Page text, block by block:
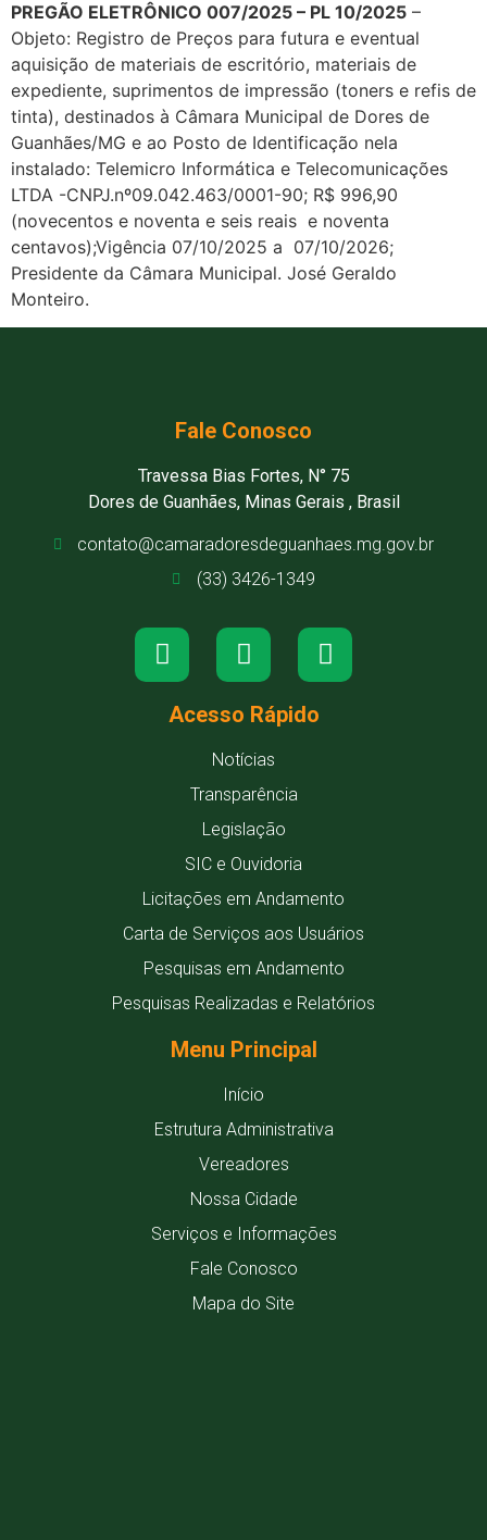
PREGÃO ELETRÔNICO 007/2025 – PL 10/2025 –
Objeto: Registro de Preços para futura e eventual
aquisição de materiais de escritório, materiais de
expediente, suprimentos de impressão (toners e refis de
tinta), destinados à Câmara Municipal de Dores de
Guanhães/MG e ao Posto de Identificação nela
instalado: Telemicro Informática e Telecomunicações
LTDA -CNPJ.nº09.042.463/0001-90; R$ 996,90
(novecentos e noventa e seis reais e noventa
centavos);Vigência 07/10/2025 a 07/10/2026;
Presidente da Câmara Municipal. José Geraldo
Monteiro.
Fale Conosco
Travessa Bias Fortes, N° 75
Dores de Guanhães, Minas Gerais , Brasil
contato@camaradoresdeguanhaes.mg.gov.br
(33) 3426-1349
Acesso Rápido
Notícias
Transparência
Legislação
SIC e Ouvidoria
Licitações em Andamento
Carta de Serviços aos Usuários
Pesquisas em Andamento
Pesquisas Realizadas e Relatórios
Menu Principal
Início
Estrutura Administrativa
Vereadores
Nossa Cidade
Serviços e Informações
Fale Conosco
Mapa do Site